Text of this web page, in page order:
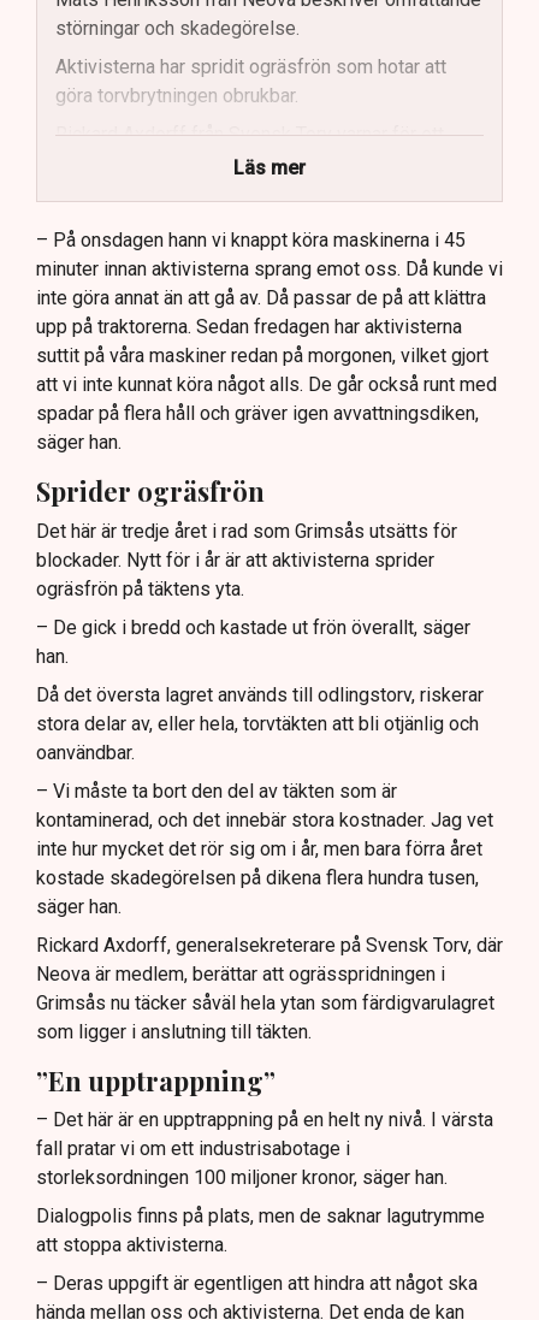
störningar och skadegörelse.
Aktivisterna har spridit ogräsfrön som hotar att
göra torvbrytningen obrukbar.
Rickard Axdorff från Svensk Torv varnar för ett
stort ekonomiskt sabotage.
Dialogpolisen på plats står maktlös inför
aktivisternas handlingar.
Frågor kvarstår om finansiering av illegal aktivism.
Läs mer
– På onsdagen hann vi knappt köra maskinerna i 45
minuter innan aktivisterna sprang emot oss. Då kunde vi
inte göra annat än att gå av. Då passar de på att klättra
upp på traktorerna. Sedan fredagen har aktivisterna
suttit på våra maskiner redan på morgonen, vilket gjort
att vi inte kunnat köra något alls. De går också runt med
spadar på flera håll och gräver igen avvattningsdiken,
säger han.
Sprider ogräsfrön
Det här är tredje året i rad som Grimsås utsätts för
blockader. Nytt för i år är att aktivisterna sprider
ogräsfrön på täktens yta.
– De gick i bredd och kastade ut frön överallt, säger
han.
Då det översta lagret används till odlingstorv, riskerar
stora delar av, eller hela, torvtäkten att bli otjänlig och
oanvändbar.
– Vi måste ta bort den del av täkten som är
kontaminerad, och det innebär stora kostnader. Jag vet
inte hur mycket det rör sig om i år, men bara förra året
kostade skadegörelsen på dikena flera hundra tusen,
säger han.
Rickard Axdorff, generalsekreterare på Svensk Torv, där
Neova är medlem, berättar att ogrässpridningen i
Grimsås nu täcker såväl hela ytan som färdigvarulagret
som ligger i anslutning till täkten.
”En upptrappning”
– Det här är en upptrappning på en helt ny nivå. I värsta
fall pratar vi om ett industrisabotage i
storleksordningen 100 miljoner kronor, säger han.
Dialogpolis finns på plats, men de saknar lagutrymme
att stoppa aktivisterna.
– Deras uppgift är egentligen att hindra att något ska
hända mellan oss och aktivisterna. Det enda de kan